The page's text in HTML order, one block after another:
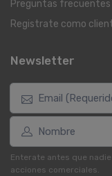
Preguntas frecuentes
Registrate como
Newsletter
Enterate antes que
acciones comerciales.